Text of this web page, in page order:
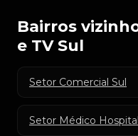
Bairros
e TV Sul
Setor Comercial Sul
Setor Médico